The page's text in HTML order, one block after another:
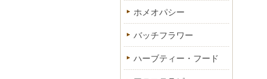
ホメオパシー
バッチフラワー
ハーブティー・フード